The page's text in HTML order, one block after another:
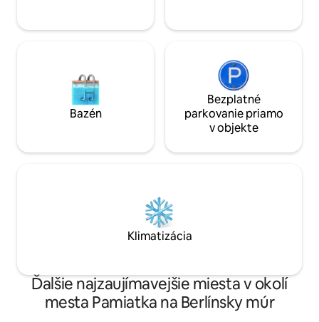
Bazén
Bezplatné
parkovanie priamo
v objekte
Klimatizácia
Ďalšie najzaujímavejšie miesta v okolí
mesta Pamiatka na Berlínsky múr